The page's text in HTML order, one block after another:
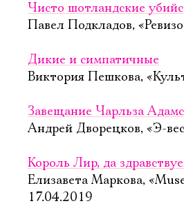
Чисто шотландские
Павел Подкладов,
Дикие и симпатичные
Виктория Пешкова,
Завещание Чарльза
Андрей Дворецков, «Э-
Король Лир, да
Елизавета Маркова,
17.04.2019